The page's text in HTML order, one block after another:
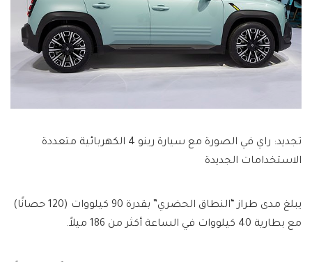
تجديد: راي في الصورة مع سيارة رينو 4 الكهربائية متعددة
الاستخدامات الجديدة
يبلغ مدى طراز “النطاق الحضري” بقدرة 90 كيلووات (120 حصانًا)
مع بطارية 40 كيلووات في الساعة أكثر من 186 ميلاً.